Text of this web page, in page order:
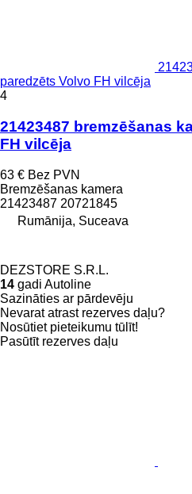
paredzēts Volvo FH vilcēja
4
21423487 bremzēšanas
FH vilcēja
63 € Bez PVN
Bremzēšanas kamera
21423487 20721845
Rumānija, Suceava
DEZSTORE S.R.L.
14 gadi Autoline
Sazināties ar pārdevēju
Nevarat atrast rezerves daļu?
Nosūtiet pieteikumu tūlīt!
Pasūtīt rezerves daļu